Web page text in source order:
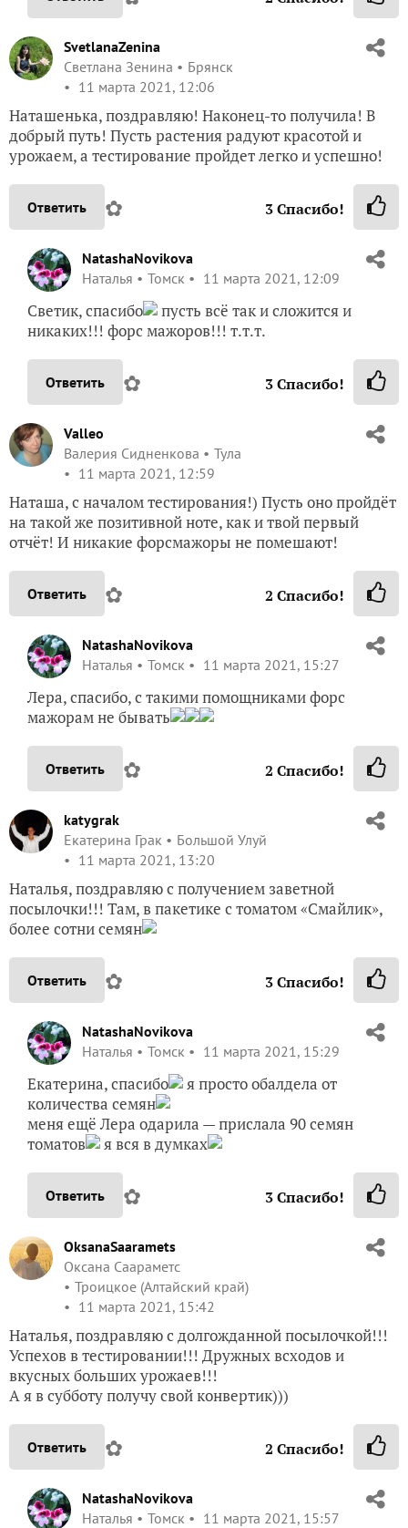
SvetlanaZenina
Светлана Зенина
Брянск
11 марта 2021, 12:06
Наташенька, поздравляю! Наконец-то получила! В
добрый путь! Пусть растения радуют красотой и
урожаем, а тестирование пройдет легко и успешно!
Ответить ✿ 3Спасибо!
NatashaNovikova
Наталья
Томск 11 марта 2021, 12:09
Светик, спасибо
пусть всё так и сложится и
никаких!!! форс мажоров!!! т.т.т.
Ответить ✿ 3Спасибо!
Valleo
Валерия Сидненкова
Тула
11 марта 2021, 12:59
Наташа, с началом тестирования!) Пусть оно пройдёт
на такой же позитивной ноте, как и твой первый
отчёт! И никакие форсмажоры не помешают!
Ответить ✿ 2 Спасибо!
NatashaNovikova
Наталья
Томск 11 марта 2021, 15:27
Лера, спасибо, с такими помощниками форс
мажорам не бывать
Ответить ✿ 2 Спасибо!
katygrak
Екатерина Грак
Большой Улуй
11 марта 2021, 13:20
Наталья, поздравляю с получением заветной
посылочки!!! Там, в пакетике с томатом «Смайлик»,
более сотни семян
Ответить ✿ 3Спасибо!
NatashaNovikova
Наталья
Томск 11 марта 2021, 15:29
Екатерина, спасибо
я просто обалдела от
количества семян
меня ещё Лера одарила — прислала 90 семян
томатов
я вся в думках
Ответить ✿ 3Спасибо!
OksanaSaaramets
Оксана Саараметс
Троицкое (Алтайский край)
11 марта 2021, 15:42
Наталья, поздравляю с долгожданной посылочкой!!!
Успехов в тестировании!!! Дружных всходов и
вкусных больших урожаев!!!
А я в субботу получу свой конвертик)))
Ответить ✿ 2 Спасибо!
NatashaNovikova
Наталья
Томск 11 марта 2021, 15:57